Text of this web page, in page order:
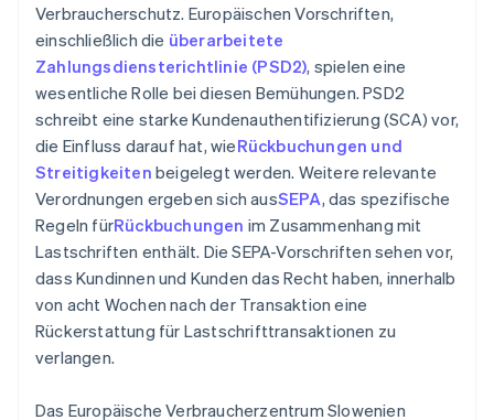
Verbraucherschutz. Europäischen Vorschriften,
einschließlich die überarbeitete
Zahlungsdiensterichtlinie (PSD2), spielen eine
wesentliche Rolle bei diesen Bemühungen. PSD2
schreibt eine starke Kundenauthentifizierung (SCA) vor,
die Einfluss darauf hat, wieRückbuchungen und
Streitigkeiten beigelegt werden. Weitere relevante
Verordnungen ergeben sich ausSEPA, das spezifische
Regeln fürRückbuchungen im Zusammenhang mit
Lastschriften enthält. Die SEPA-Vorschriften sehen vor,
dass Kundinnen und Kunden das Recht haben, innerhalb
von acht Wochen nach der Transaktion eine
Rückerstattung für Lastschrifttransaktionen zu
verlangen.
Das Europäische Verbraucherzentrum Slowenien